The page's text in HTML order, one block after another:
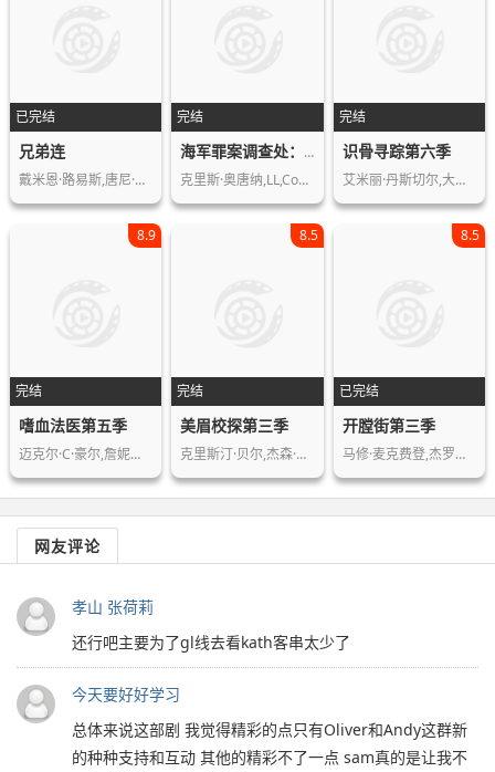
已完结
兄弟连
戴米恩·路易斯,唐尼·沃尔伯格,朗·里…
完结
海军罪案调查处：洛杉矶第二季
克里斯·奥唐纳,LL,Cool,J,皮特·坎姆…
完结
识骨寻踪第六季
艾米丽·丹斯切尔,大卫·伯伦纳兹,米谢…
完结
8.9
嗜血法医第五季
迈克尔·C·豪尔,詹妮弗·卡朋特,戴斯…
完结
8.5
美眉校探第三季
克里斯汀·贝尔,杰森·多灵,珀西·达格…
已完结
8.5
开膛街第三季
马修·麦克费登,杰罗姆·弗林,亚当·罗…
网友评论
孝山 张荷莉
还行吧主要为了gl线去看kath客串太少了
今天要好好学习
总体来说这部剧 我觉得精彩的点只有Oliver和Andy这群新
的种种支持和互动 其他的精彩不了一点 sam真的是让我不